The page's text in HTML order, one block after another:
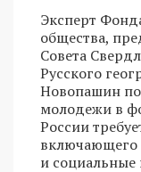
Эксперт
общества,
Совета
Русского
Новопашин
молодежи в
России
включающего
и